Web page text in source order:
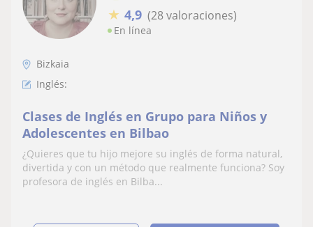
★ 4,9 (28 valoraciones)
En línea
Bizkaia
Inglés:
Clases de Inglés en Grupo para Niños y
Adolescentes en Bilbao
¿Quieres que tu hijo mejore su inglés de forma natural,
divertida y con un método que realmente funciona? Soy
profesora de inglés en Bilba...